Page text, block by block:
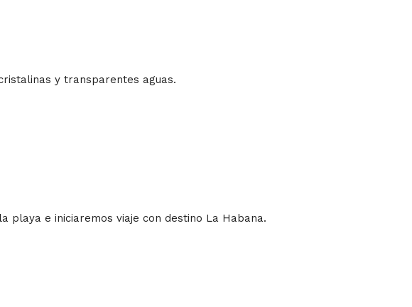
y transparentes aguas.
playa e iniciaremos viaje con destino La Habana.